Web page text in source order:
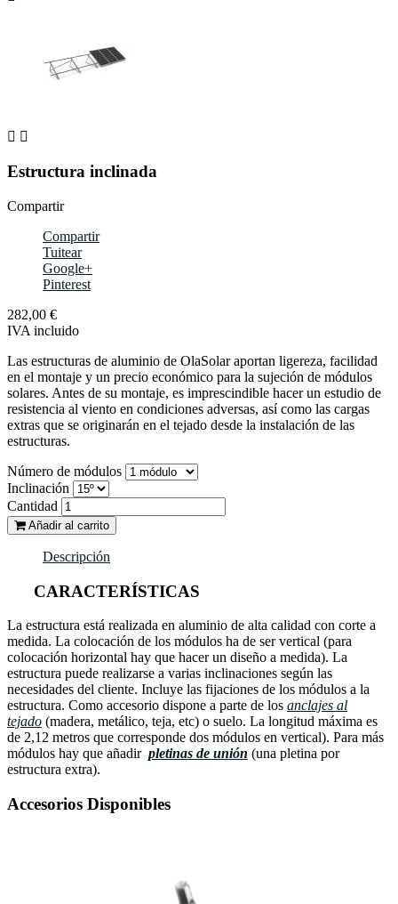
 
Estructura inclinada
Compartir
Compartir
Tuitear
Google+
Pinterest
282,00 €
IVA incluido
Las estructuras de aluminio de OlaSolar aportan ligereza, facilidad
en el montaje y un precio económico para la sujeción de módulos
solares. Antes de su montaje, es imprescindible hacer un estudio de
resistencia al viento en condiciones adversas, así como las cargas
extras que se originarán en el tejado desde la instalación de las
estructuras.
Número de módulos
Inclinación
Cantidad
Añadir al carrito
Descripción
CARACTERÍSTICAS
La estructura está realizada en aluminio de alta calidad con corte a
medida. La colocación de los módulos ha de ser vertical (para
colocación horizontal hay que hacer un diseño a medida). La
estructura puede realizarse a varias inclinaciones según las
necesidades del cliente. Incluye las fijaciones de los módulos a la
estructura. Como accesorio dispone a parte de los anclajes al
tejado (madera, metálico, teja, etc) o suelo. La longitud máxima es
de 2,12 metros que corresponde dos módulos en vertical). Para más
módulos hay que añadir pletinas de unión (una pletina por
estructura extra).
Accesorios Disponibles